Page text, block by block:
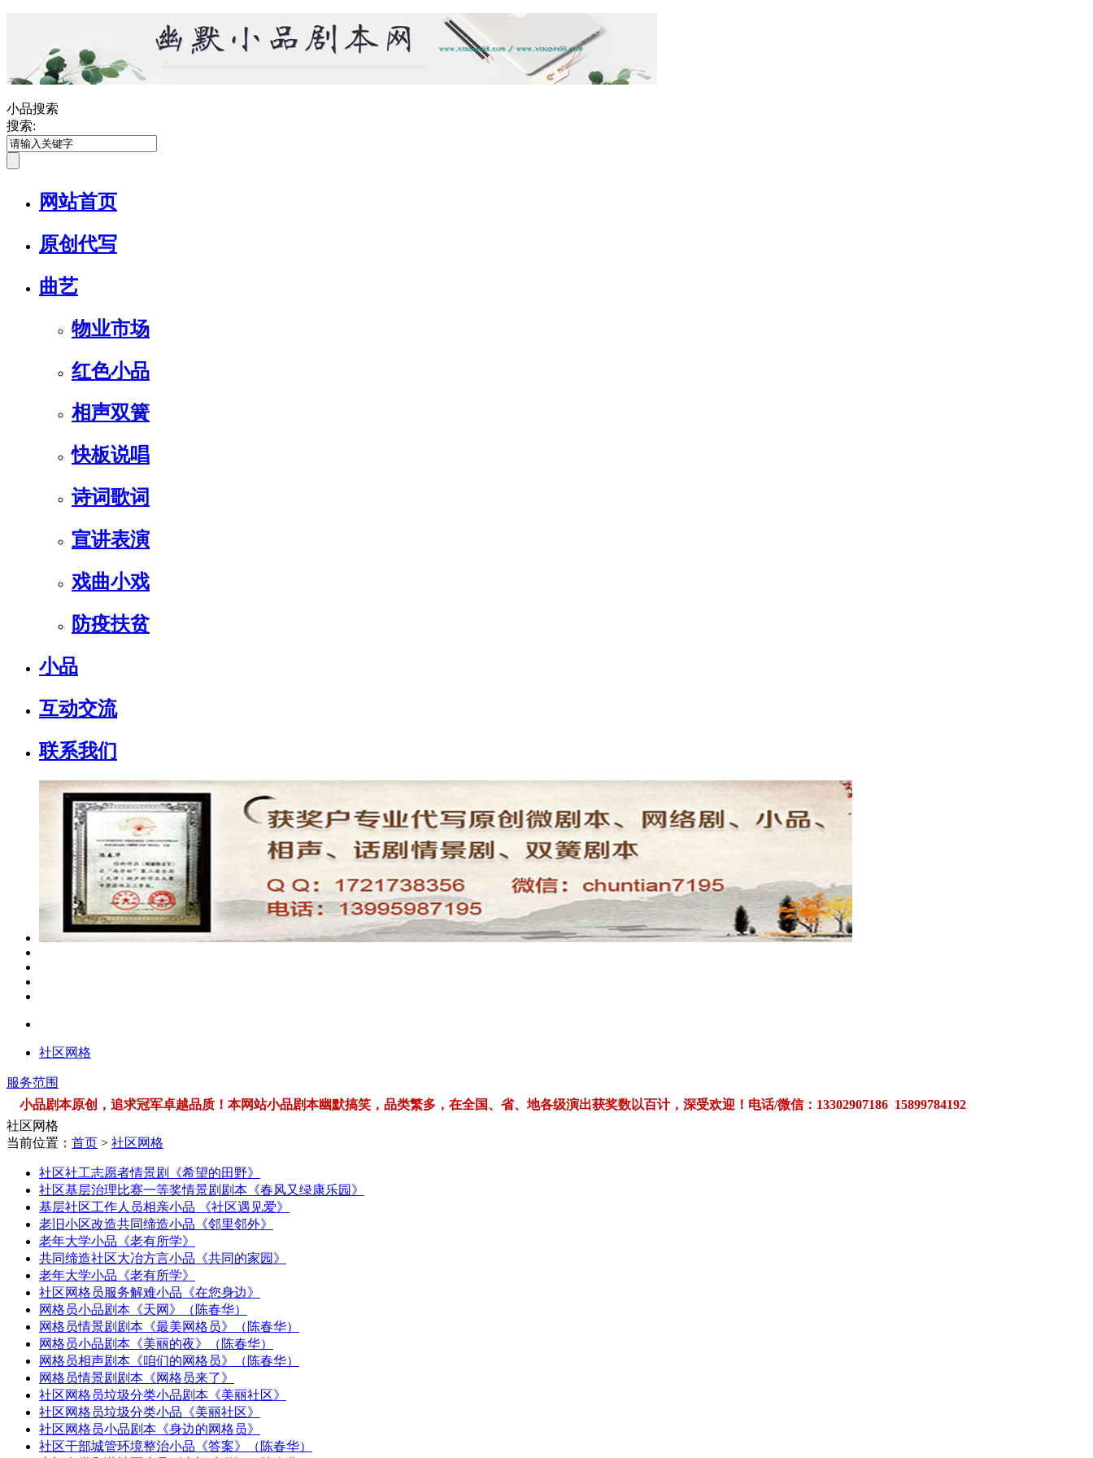
小品搜索
搜索:
网站首页
原创代写
曲艺
物业市场
红色小品
相声双簧
快板说唱
诗词歌词
宣讲表演
戏曲小戏
防疫扶贫
小品
互动交流
联系我们
社区网格
服务范围
小品剧本原创，追求冠军卓越品质！本网站小品剧本幽默搞笑，品类繁多，在全国、省、地各级演出获奖数以百计，深受欢迎！电话/微信：13302907186 15899784192
社区网格
当前位置： 首页 > 社区网格
社区社工志愿者情景剧《希望的田野》
社区基层治理比赛一等奖情景剧剧本《春风又绿康乐园》
基层社区工作人员相亲小品 《社区遇见爱》
老旧小区改造共同缔造小品《邻里邻外》
老年大学小品《老有所学》
共同缔造社区大冶方言小品《共同的家园》
老年大学小品《老有所学》
社区网格员服务解难小品《在您身边》
网格员小品剧本《天网》（陈春华）
网格员情景剧剧本《最美网格员》（陈春华）
网格员小品剧本《美丽的夜》（陈春华）
网格员相声剧本《咱们的网格员》（陈春华）
网格员情景剧剧本《网格员来了》
社区网格员垃圾分类小品剧本《美丽社区》
社区网格员垃圾分类小品《美丽社区》
社区网格员小品剧本《身边的网格员》
社区干部城管环境整治小品《答案》（陈春华）